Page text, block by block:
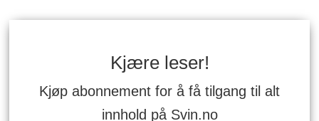
Kjære leser!
Kjøp abonnement for å få tilgang til alt
innhold på Svin.no